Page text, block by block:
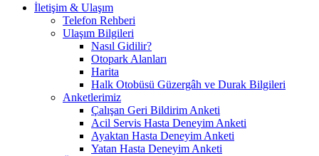
İletişim & Ulaşım
Telefon Rehberi
Ulaşım Bilgileri
Nasıl Gidilir?
Otopark Alanları
Harita
Halk Otobüsü Güzergâh ve Durak Bilgileri
Anketlerimiz
Çalışan Geri Bildirim Anketi
Acil Servis Hasta Deneyim Anketi
Ayaktan Hasta Deneyim Anketi
Yatan Hasta Deneyim Anketi